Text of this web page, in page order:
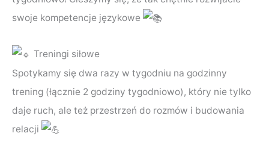
swoje kompetencje językowe
Treningi siłowe
Spotykamy się dwa razy w tygodniu na godzinny
trening (łącznie 2 godziny tygodniowo), który nie tylko
daje ruch, ale też przestrzeń do rozmów i budowania
relacji